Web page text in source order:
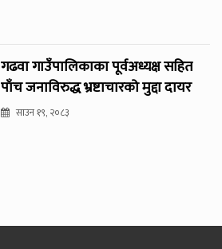
गढवा गाउँपालिकाका पूर्वअध्यक्ष सहित
पाँच जनाविरुद्ध भ्रष्टाचारको मुद्दा दायर
साउन १९, २०८३